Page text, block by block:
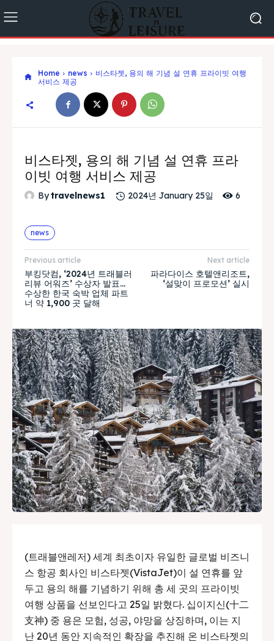
Home news
비스타젯, 용의 해 기념 설 연휴 프라이빗 여행
서비스 제공
비스타젯, 용의 해 기념 설 연휴 프라
이빗 여행 서비스 제공
Bytravelnews1 2024년 January 25일 6
news
Previous article
부킹닷컴, ‘2024년 트래블러
리뷰 어워즈’ 수상자 발표…
수상한 한국 숙박 업체 파트
너 약 1,900 곳 달해
Next article
파라다이스 호텔앤리조트,
‘설맞이 프로모션’ 실시
(트래블앤레저) 세계 최초이자 유일한 글로벌 비즈니
스 항공 회사인 비스타젯(VistaJet)이 설 연휴를 앞
두고 용의 해를 기념하기 위해 총 세 곳의 프라이빗
여행 상품을 선보인다고 25일 밝혔다. 십이지신(十二
支神) 중 용은 모험, 성공, 야망을 상징하며, 이는 지
난 20년 동안 지속적인 확장을 추진해 온 비스타젯의